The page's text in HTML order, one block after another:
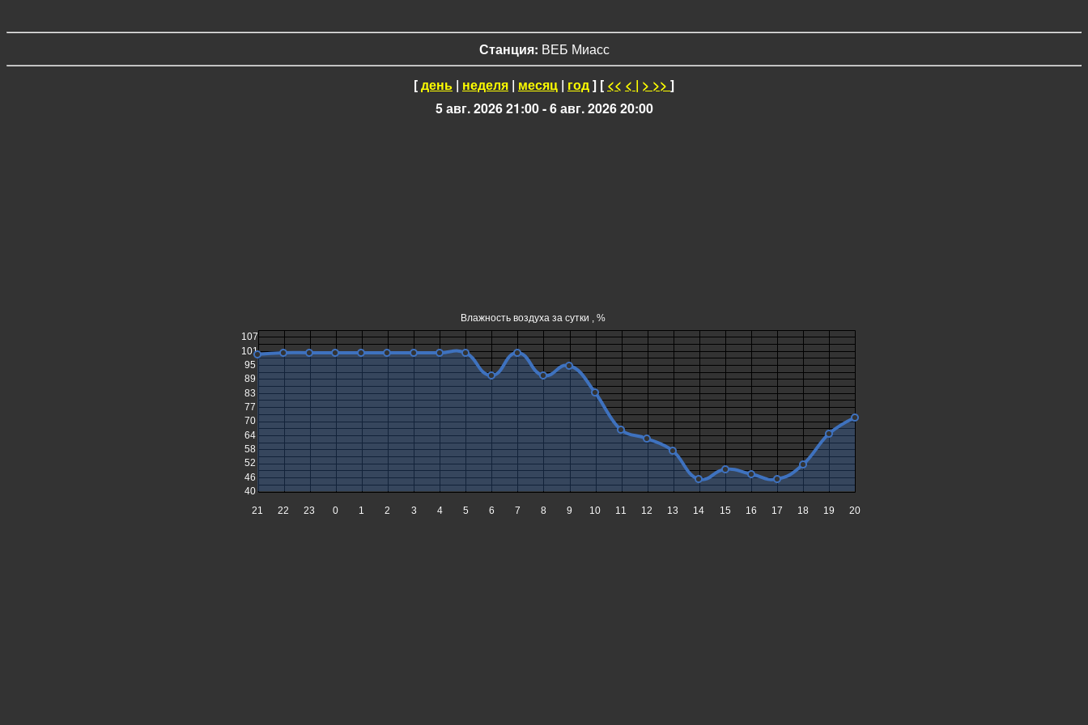
Станция: ВЕБ Миасс
[день | неделя | месяц | год] [ << < | > >> ]
5 авг. 2026 21:00 - 6 авг. 2026 20:00
20
19
18
17
16
15
14
13
12
11
10
9
8
7
6
5
4
3
2
1
0
23
22
21
107
101
95
89
83
77
70
64
58
52
46
40
Влажность воздуха за сутки , %